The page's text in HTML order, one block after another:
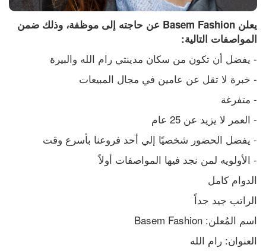
المواصفات التالية:
- يفضل أن تكون من سكان مدينتي رام الله والبيرة
- خبرة لا تقل عن عامين في مجال المبيعات
- متفرغة
- العمر لا يزيد عن 25 عام
- يفضل الحضور شخصيًا إلي أحد فروعنا بأسرع وقت
- الأولويه لمن نجد فيها المواصفات أولاً
الدوام كامل
الراتب جيد جداً
اسم المُعلن: Basem Fashion
العنوان: رام الله